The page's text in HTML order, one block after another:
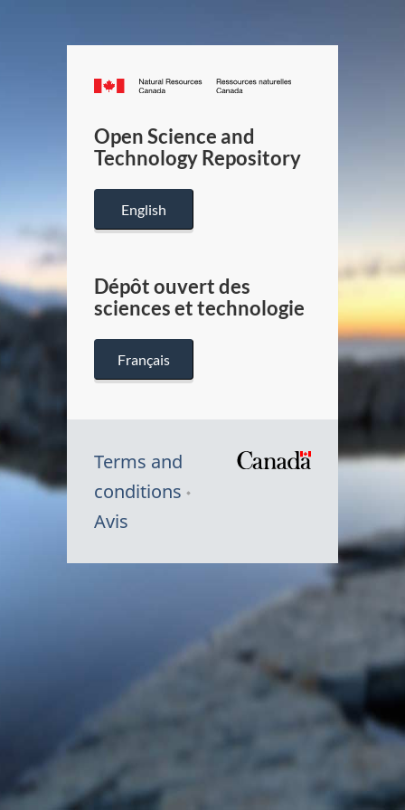
Canada.ca
/
Canada
Open Science and
Technology Repository
English
Dépôt ouvert des
sciences et technologie
Français
Terms and
conditions
Avis
du